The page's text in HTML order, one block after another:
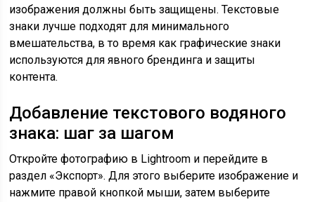
изображения должны быть защищены. Текстовые
знаки лучше подходят для минимального
вмешательства, в то время как графические знаки
используются для явного брендинга и защиты
контента.
Добавление текстового водяного
знака: шаг за шагом
Откройте фотографию в Lightroom и перейдите в
раздел «Экспорт». Для этого выберите изображение и
нажмите правой кнопкой мыши, затем выберите